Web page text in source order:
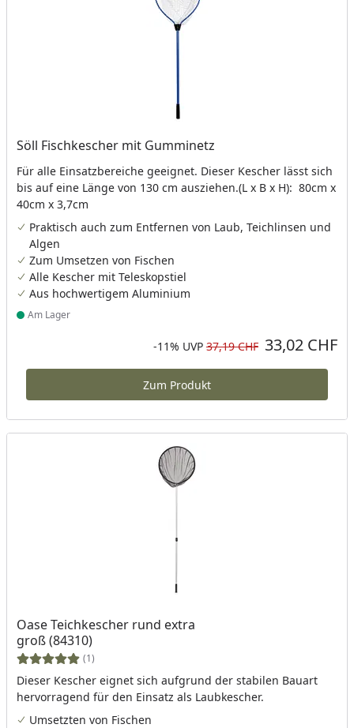
Söll Fischkescher mit Gumminetz
Für alle Einsatzbereiche geeignet. Dieser Kescher lässt sich
bis auf eine Länge von 130 cm ausziehen.(L x B x H): 80cm x
40cm x 3,7cm
Praktisch auch zum Entfernen von Laub, Teichlinsen und
Algen
Zum Umsetzen von Fischen
Alle Kescher mit Teleskopstiel
Aus hochwertigem Aluminium
Produkt am Lager
Am Lager
Rabatt in Prozent
-11%
Ursprünglicher Preis
UVP 37,19 CHF
Aktueller Preis 33,02 CHF
Zum Produkt
Oase Teichkescher rund extra
groß (84310)
(1)
Dieser Kescher eignet sich aufgrund der stabilen Bauart
hervorragend für den Einsatz als Laubkescher.
Umsetzten von Fischen